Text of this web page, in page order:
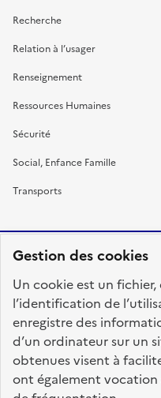
Gestion des cookies
Un cookie est un
l’identification de
enregistre des
d’un ordinateur sur un
obtenues visent à
ont également vocation
Recherche
Relation à l’usager
Renseignement
Ressources Humaines
Sécurité
Social, Enfance Famille
Transports
FRANÇAISE
fonction-publique.gouv.fr